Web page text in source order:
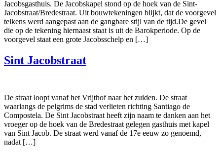
Jacobsgasthuis. De Jacobskapel stond op de hoek van de Sint-
Jacobstraat/Bredestraat. Uit bouwtekeningen blijkt, dat de voorgevel
telkens werd aangepast aan de gangbare stijl van de tijd.De gevel
die op de tekening hiernaast staat is uit de Barokperiode. Op de
voorgevel staat een grote Jacobsschelp en […]
Sint Jacobstraat
De straat loopt vanaf het Vrijthof naar het zuiden. De straat
waarlangs de pelgrims de stad verlieten richting Santiago de
Compostela. De Sint Jacobstraat heeft zijn naam te danken aan het
vroeger op de hoek van de Bredestraat gelegen gasthuis met kapel
van Sint Jacob. De straat werd vanaf de 17e eeuw zo genoemd,
nadat […]